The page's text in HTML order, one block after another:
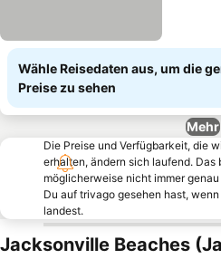
Wähle Reisedaten aus, um die
Preise zu sehen
Mehr
Die Preise und Verfügbarkeit, die
erhalten, ändern sich laufend. Das
möglicherweise nicht immer
Du auf trivago gesehen hast,
landest.
Jacksonville Beaches